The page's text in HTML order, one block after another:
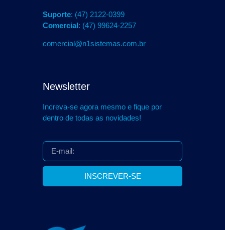
Suporte: (47) 2122-0399
Comercial: (47) 99624-2257
comercial@n1sistemas.com.br
Newsletter
Increva-se agora mesmo e fique por
dentro de todas as novidades!
INSCREVER-SE